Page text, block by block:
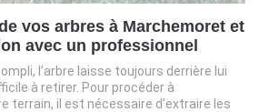
vos arbres à Marchemoret et
avec un professionnel
l’arbre laisse toujours derrière lui
à retirer. Pour procéder à
terrain, il est nécessaire d’extraire les